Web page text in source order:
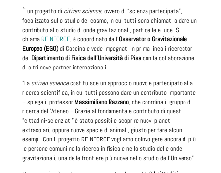
È un progetto di citizen science, ovvero di “scienza partecipata”,
focalizzato sullo studio del cosmo, in cui tutti sono chiamati a dare un
contributo allo studio di onde gravitazionali, particelle e luce. Si
chiamaREINFORCE, è cooordinato dall’Osservatorio Gravitazionale
Europeo (EGO)di Cascina e vede impegnati in prima linea i ricercatori
del Dipartimento di Fisica dell’Università di Pisacon la collaborazione
di altri nove partner internazionali.
“La citizen sciencecostituisce un approccio nuovo e partecipato alla
ricerca scientifica, in cui tutti possono dare un contributo importante
– spiega il professor Massimiliano Razzano, che coordina il gruppo di
ricerca dell’Ateneo – Grazie al fondamentale contributo di questi
”cittadini-scienziati” è stato possibile scoprire nuovi pianeti
extrasolari, oppure nuove specie di animali, giusto per fare alcuni
esempi. Con il progetto REINFORCE vogliamo coinvolgere ancora di più
le persone comuni nella ricerca in fisica e nello studio delle onde
gravitazionali, una delle frontiere più nuove nello studio dell’Universo”.